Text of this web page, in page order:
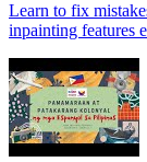
Learn to fix
inpainting features